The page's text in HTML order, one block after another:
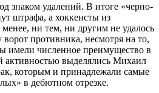
знаком удалений. В итоге «черно-
штрафа, а хоккеисты из
ни тем, ни другим не удалось
ворот противника, несмотря на то,
имели численное преимущество в
активностью выделялись Михаил
которым и принадлежали самые
в дебютном отрезке.